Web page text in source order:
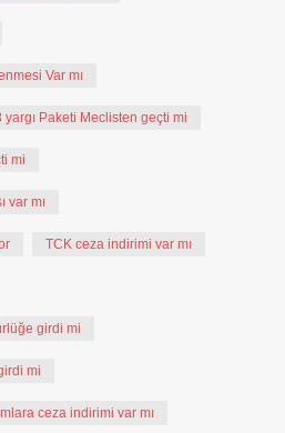
Var mı
yargı Paketi Meclisten geçti mi
mi
var mı
TCK ceza indirimi var mı
girdi mi
mi
ceza indirimi var mı